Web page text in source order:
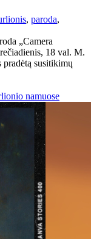
, paroda,
„Camera
18 val. M.
susitikimų
namuose